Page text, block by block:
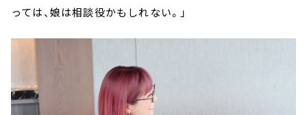
っては、娘は相談役かもしれない。」